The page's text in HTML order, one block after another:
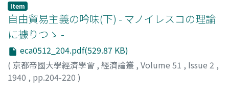
Item
自由貿易主義の吟味(下) - マノイレスコの理論
に據りつゝ -
eca0512_204.pdf(529.87 KB)
( 京都帝國大學經濟學會 , 經濟論叢 , Volume 51 , Issue 2 ,
1940 , pp.204-220 )